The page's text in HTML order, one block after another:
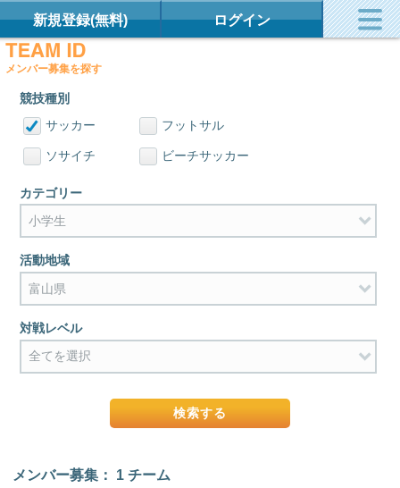
新規登録(無料) ログイン
メンバー募集を探す
競技種別
サッカー
フットサル
ソサイチ ビーチサッカー
カテゴリー
活動地域
対戦レベル
メンバー募集： 1 チーム